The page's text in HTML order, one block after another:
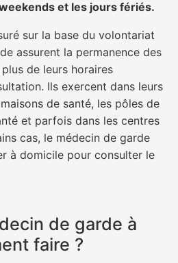
et les jours fériés.
sur la base du volontariat
assurent la permanence des
de leurs horaires
Ils exercent dans leurs
de santé, les pôles de
et parfois dans les centres
cas, le médecin de garde
à domicile pour consulter le
de garde à
faire ?